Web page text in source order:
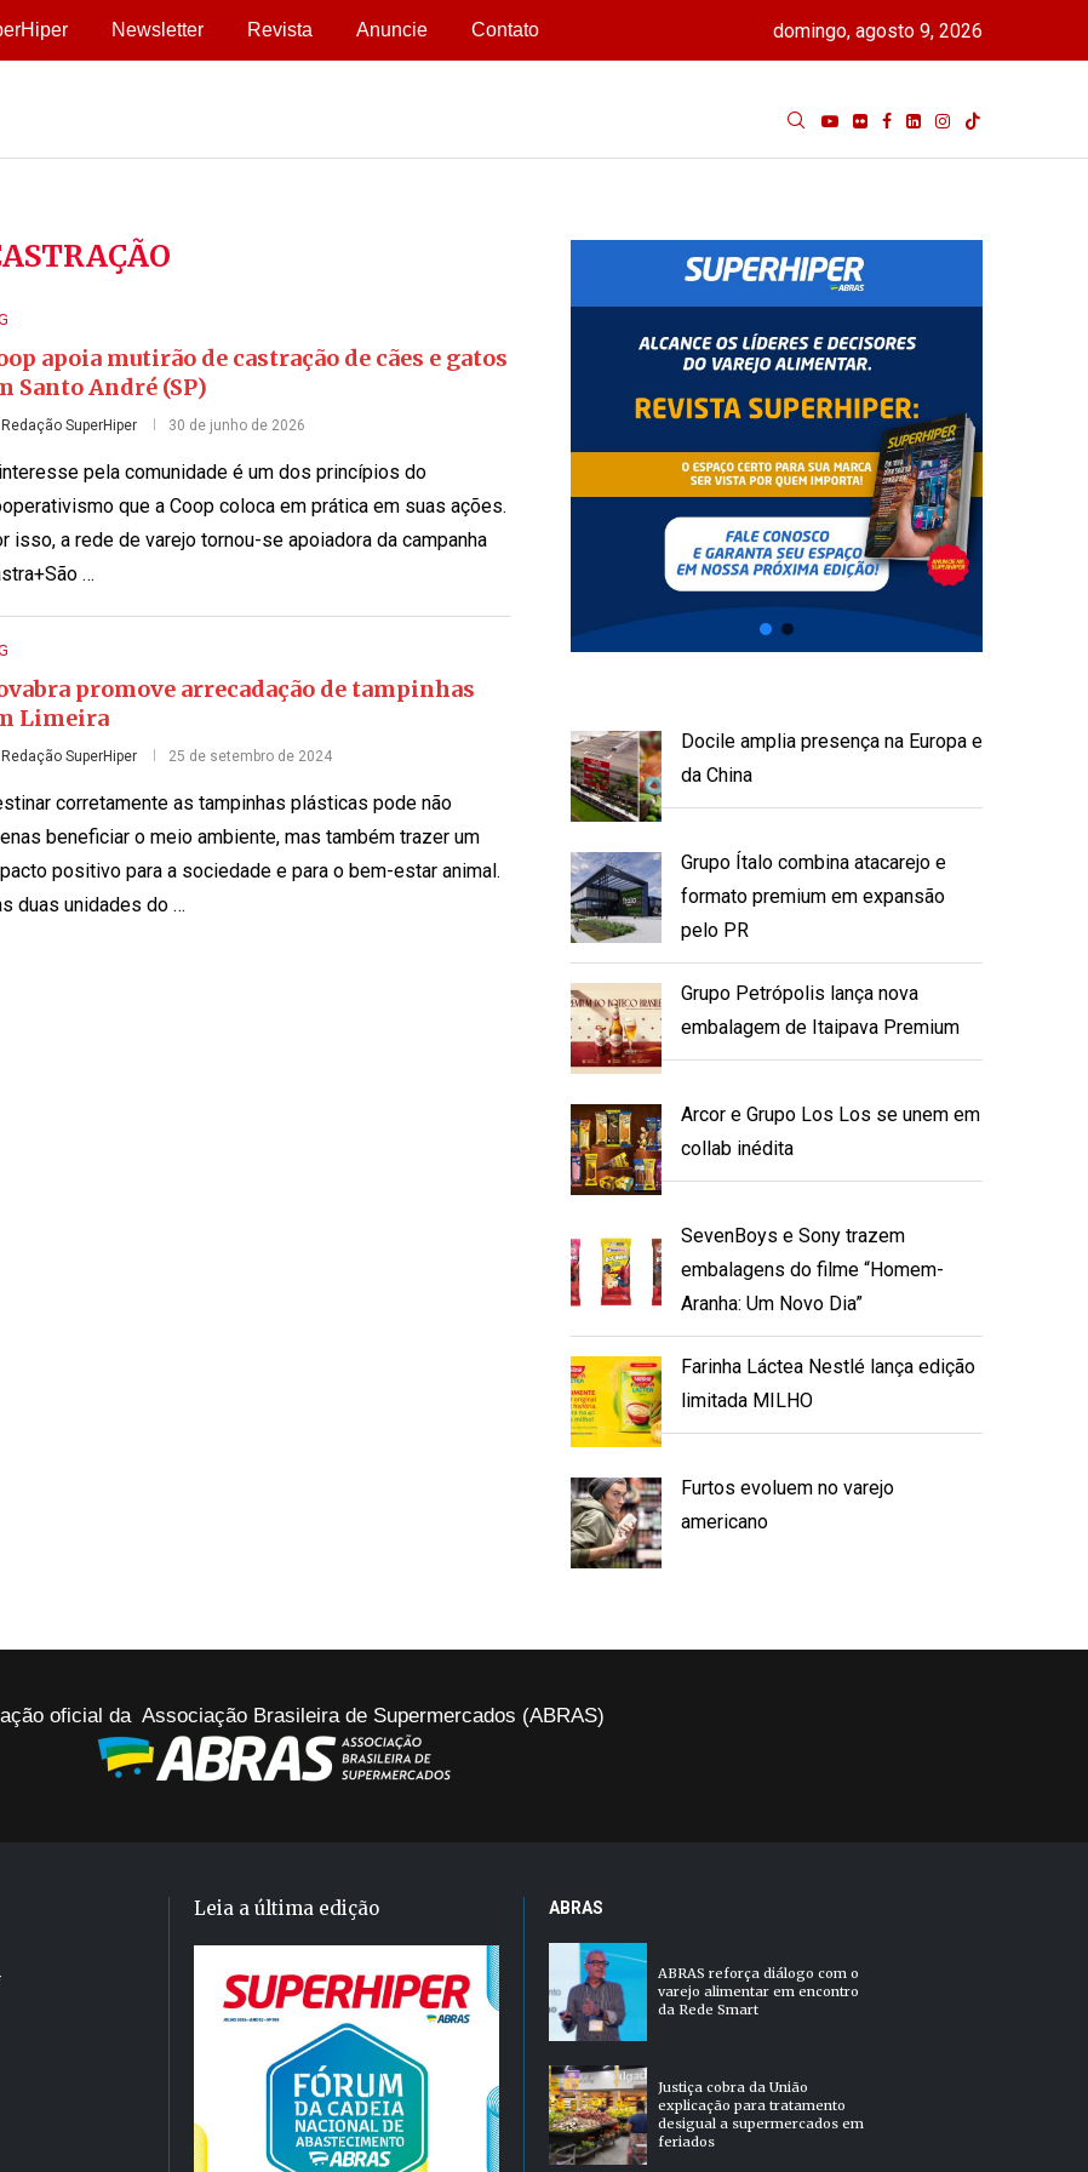
Newsletter Revista Anuncie Contato domingo, agosto 9, 2026
apoia mutirão de castração de cães e gatos
Santo André (SP)
Redação SuperHiper 30 de junho de 2026
pela comunidade é um dos princípios do
que a Coop coloca em prática em suas ações.
isso, a rede de varejo tornou-se apoiadora da campanha
…
promove arrecadação de tampinhas
Limeira
Redação SuperHiper 25 de setembro de 2024
corretamente as tampinhas plásticas pode não
beneficiar o meio ambiente, mas também trazer um
positivo para a sociedade e para o bem-estar animal.
duas unidades do …
Docile amplia presença na Europa e
da China
Grupo Ítalo combina atacarejo e
formato premium em expansão
pelo PR
Grupo Petrópolis lança nova
embalagem de Itaipava Premium
Arcor e Grupo Los Los se unem em
collab inédita
SevenBoys e Sony trazem
embalagens do filme “Homem-
Aranha: Um Novo Dia”
Farinha Láctea Nestlé lança edição
limitada MILHO
Furtos evoluem no varejo
americano
oficial da Associação Brasileira de Supermercados (ABRAS)
Leia a última edição ABRAS
ABRAS reforça diálogo com o
varejo alimentar em encontro
da Rede Smart
Justiça cobra da União
explicação para tratamento
desigual a supermercados em
feriados